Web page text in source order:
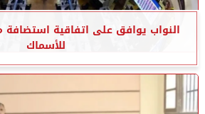
النواب يوافق على اتفاقية استضافة
للأسماك